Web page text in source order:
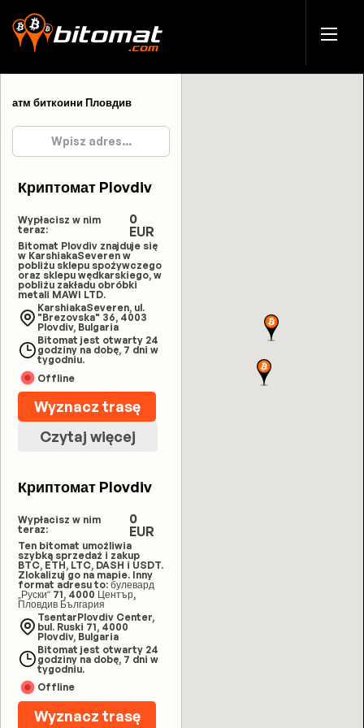
атм биткоини Пловдив
Криптомат Plovdiv
Wypłacisz w nim
teraz:
0
EUR
Bitomat Plovdiv znajduje się
w KarshiakaSeveren w
pobliżu sklepu spożywczego
oraz sklepu wędkarskiego, w
pobliżu zakładu obróbki
metali MAWI LTD.
KarshiakaSeveren, ul.
"Brezovska" 36, 4003
Plovdiv, Bulgaria
Bitomat jest otwarty 24
godziny na dobę, 7 dni w
tygodniu.
Offline
Wyznacz trasę
Czytaj więcej
Криптомат Plovdiv
Wypłacisz w nim
teraz:
0
EUR
Ten bitomat umożliwia
szybką sprzedaż i zakup
BTC, ETH, LTC, DASH i USDT.
Zlokalizuj go na mapie. Inny
format adresu to: булевард
„Руски“ 71, 4000 Център,
Пловдив България
TsentarPlovdiv Center,
bul. Ruski 71, 4000
Plovdiv, Bulgaria
Bitomat jest otwarty 24
godziny na dobę, 7 dni w
tygodniu.
Offline
Wyznacz trasę